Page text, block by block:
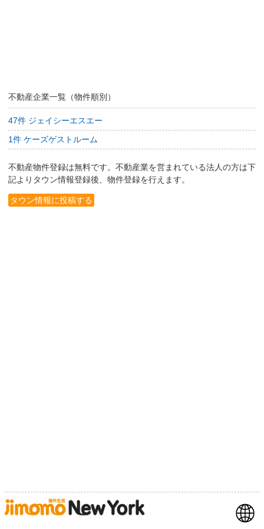
不動産企業一覧（物件順別）
47件 ジェイシーエスエー
1件 ケーズゲストルーム
不動産物件登録は無料です。不動産業を営まれている法人の方は下
記よりタウン情報登録後、物件登録を行えます。
タウン情報に投稿する